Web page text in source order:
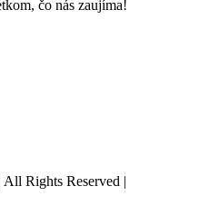
čo nás zaujíma!
| All Rights Reserved |